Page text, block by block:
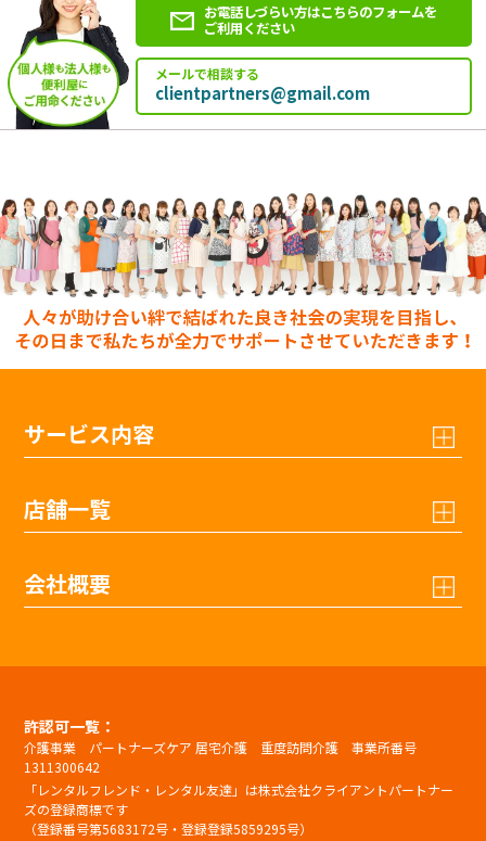
お電話しづらい方はこちらのフォームを
ご利用ください
メールで相談する
clientpartners@gmail.com
サービス内容
店舗一覧
会社概要
許認可一覧：
介護事業 パートナーズケア 居宅介護 重度訪問介護 事業所番号
1311300642
「レンタルフレンド・レンタル友達」は株式会社クライアントパートナー
ズの登録商標です
（登録番号第5683172号・登録登録5859295号）